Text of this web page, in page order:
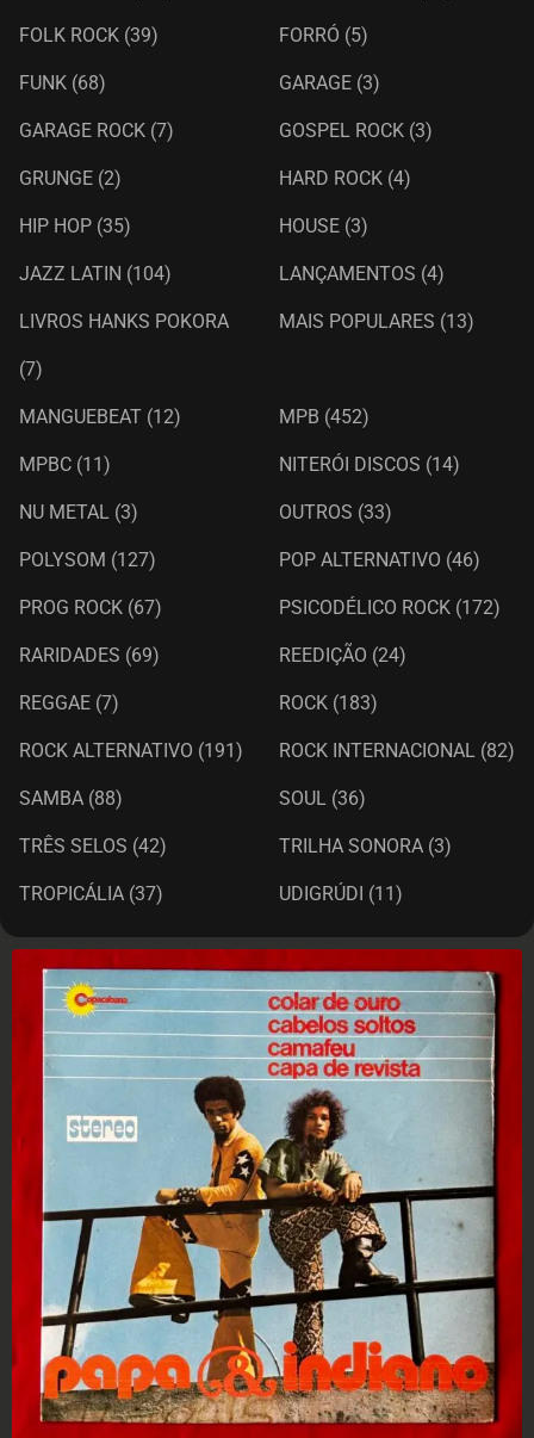
FOLK ROCK (39) FORRÓ (5)
FUNK (68) GARAGE (3)
GARAGE ROCK (7) GOSPEL ROCK (3)
GRUNGE (2) HARD ROCK (4)
HIP HOP (35) HOUSE (3)
JAZZ LATIN (104) LANÇAMENTOS (4)
LIVROS HANKS POKORA
(7)
MAIS POPULARES (13)
MANGUEBEAT (12) MPB (452)
MPBC (11) NITERÓI DISCOS (14)
NU METAL (3) OUTROS (33)
POLYSOM (127) POP ALTERNATIVO (46)
PROG ROCK (67) PSICODÉLICO ROCK (172)
RARIDADES (69) REEDIÇÃO (24)
REGGAE (7) ROCK (183)
ROCK ALTERNATIVO (191) ROCK INTERNACIONAL (82)
SAMBA (88) SOUL (36)
TRÊS SELOS (42) TRILHA SONORA (3)
TROPICÁLIA (37) UDIGRÚDI (11)